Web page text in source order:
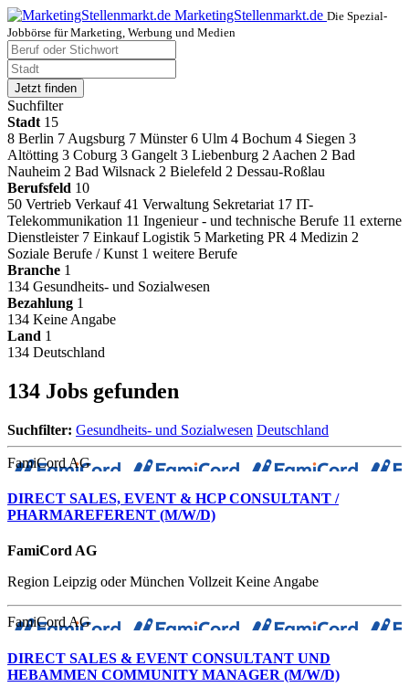
MarketingStellenmarkt.de Die Spezial-
Jobbörse für Marketing, Werbung und Medien
Jetzt finden
Suchfilter
Stadt 15
8 Berlin 7 Augsburg 7 Münster6 Ulm 4 Bochum 4 Siegen 3
Altötting 3 Coburg 3 Gangelt 3 Liebenburg 2 Aachen 2 Bad
Nauheim 2 Bad Wilsnack 2 Bielefeld 2 Dessau-Roßlau
Berufsfeld 10
50 Vertrieb Verkauf41 Verwaltung Sekretariat 17 IT-
Telekommunikation 11 Ingenieur - und technische Berufe 11 externe
Dienstleister 7 Einkauf Logistik 5 Marketing PR 4 Medizin 2
Soziale Berufe / Kunst 1 weitere Berufe
Branche 1
134 Gesundheits- und Sozialwesen
Bezahlung 1
134 Keine Angabe
Land 1
134 Deutschland
134 Jobs gefunden
Suchfilter: Gesundheits- und Sozialwesen Deutschland
FamiCord AG
DIRECT SALES, EVENT & HCP CONSULTANT /
PHARMAREFERENT (M/W/D)
FamiCord AG
Region Leipzig oder München Vollzeit Keine Angabe
FamiCord AG
DIRECT SALES & EVENT CONSULTANT UND
HEBAMMEN COMMUNITY MANAGER (M/W/D)